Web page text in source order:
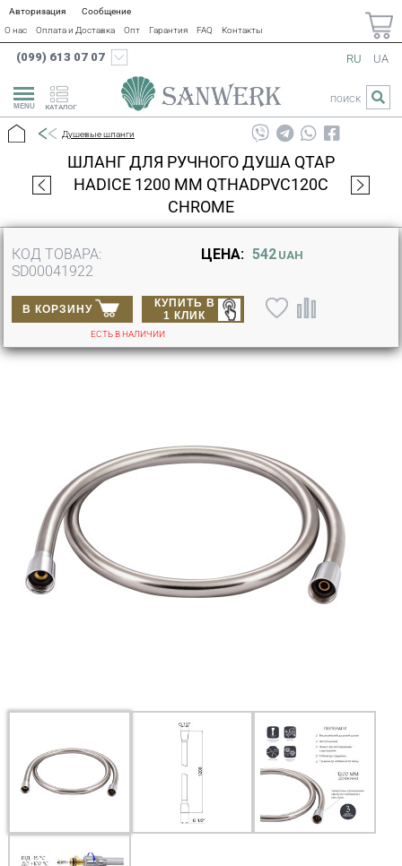
Авторизация
Сообщение
О нас
Оплата и Доставка Опт Гарантия FAQ Контакты
(099) 613 07 07
КАТАЛОГ
RU UA
ПОИСК
Душевые шланги
ШЛАНГ ДЛЯ РУЧНОГО ДУША QTAP
HADICE 1200 ММ QTHADPVC120C
CHROME
КОД ТОВАРА:
SD00041922
ЦЕНА: 542 UAH
В КОРЗИНУ
КУПИТЬ В
1 КЛИК
ЕСТЬ В НАЛИЧИИ